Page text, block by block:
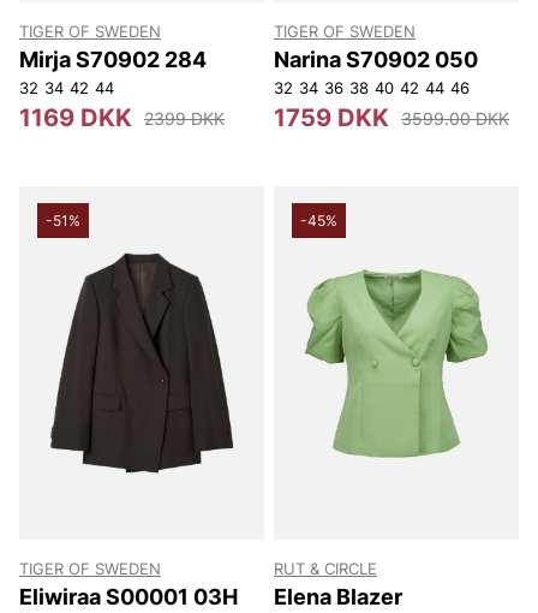
TIGER OF SWEDEN
Mirja S70902 284
32 34 42 44
1169 DKK 2399 DKK
TIGER OF SWEDEN
Narina S70902 050
32 34 36 38 40 42 44 46
1759 DKK 3599.00 DKK
-51%
TIGER OF SWEDEN
Eliwiraa S00001 03H
-45%
RUT & CIRCLE
Elena Blazer